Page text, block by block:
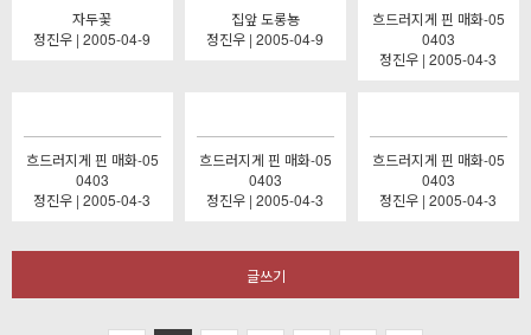
자두꽃
정진우 | 2005-04-9
집앞 도롱뇽
정진우 | 2005-04-9
흐드러지게 핀 매화-05
0403
정진우 | 2005-04-3
흐드러지게 핀 매화-05
0403
정진우 | 2005-04-3
흐드러지게 핀 매화-05
0403
정진우 | 2005-04-3
흐드러지게 핀 매화-05
0403
정진우 | 2005-04-3
글쓰기